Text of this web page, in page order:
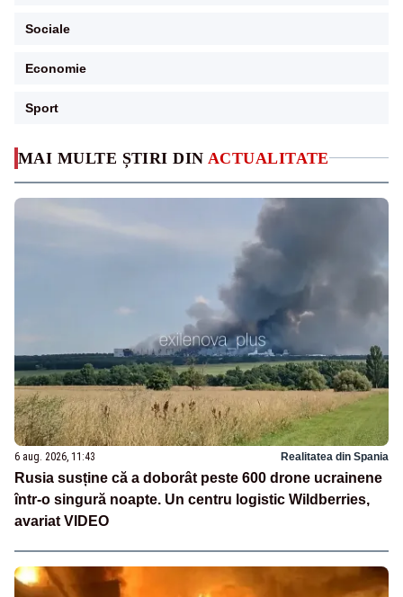
MAI MULTE ȘTIRI DIN ACTUALITATE
6 aug. 2026, 11:43 Realitatea din Spania
Rusia susține că a doborât peste 600 drone ucrainene
într-o singură noapte. Un centru logistic Wildberries,
avariat VIDEO
Sociale
Economie
Sport